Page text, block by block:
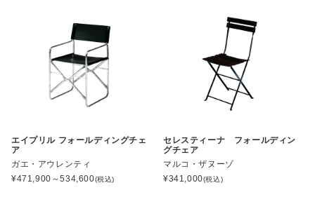
エイプリル フォールディングチェ
ア
ガエ・アウレンティ
¥471,900～534,600(税込)
セレスティーナ フォールディン
グチェア
マルコ・ザヌーゾ
¥341,000(税込)